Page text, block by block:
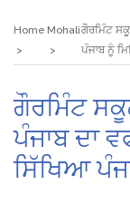
Home Mohaliਗੌਰਮਿੰਟ
ਪੰਜਾਬ ਨੂੰ
ਗੌਰਮਿੰਟ
ਪੰਜਾਬ ਦਾ
ਸਿੱਖਿਆ